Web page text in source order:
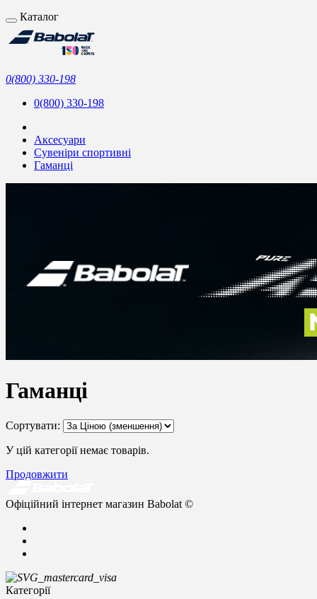
Каталог
0(800) 330-198
0(800) 330-198
Аксесуари
Сувеніри спортивні
Гаманці
Гаманці
Сортувати:
У цій категорії немає товарів.
Продовжити
Офіційний інтернет магазин Babolat ©
Категорії